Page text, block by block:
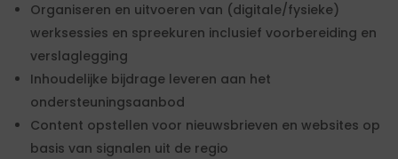
Organiseren en uitvoeren van (digitale/fysieke)
werksessies en spreekuren inclusief voorbereiding en
verslaglegging
Inhoudelijke bijdrage leveren aan het
ondersteuningsaanbod
Content opstellen voor nieuwsbrieven en websites op
basis van signalen uit de regio